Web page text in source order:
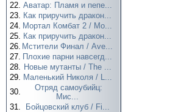
22. Аватар: Пламя и пепе...
23. Как приручить дракон...
24. Мортал Комбат 2 / Mo...
25. Как приручить дракон...
26. Мстители Финал / Ave...
27. Плохие парни навсегд...
28. Новые мутанты / The ...
29. Маленький Николя / L...
30.
Отряд самоубийц:
Мис...
31.
Бойцовский клуб / Fi...